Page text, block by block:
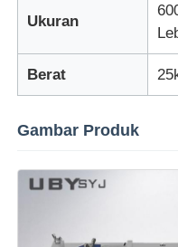
Peralatan pengujian
Pengontrol Suhu
Ukuran
Berat
Gambar Produk